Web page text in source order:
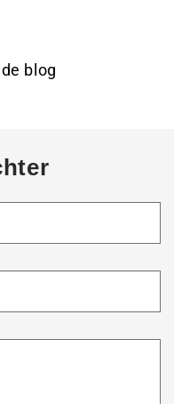
blog